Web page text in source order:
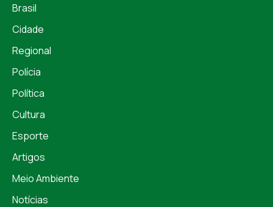
Brasil
Cidade
Regional
Polícia
Política
Cultura
Esporte
Artigos
Meio Ambiente
Notícias